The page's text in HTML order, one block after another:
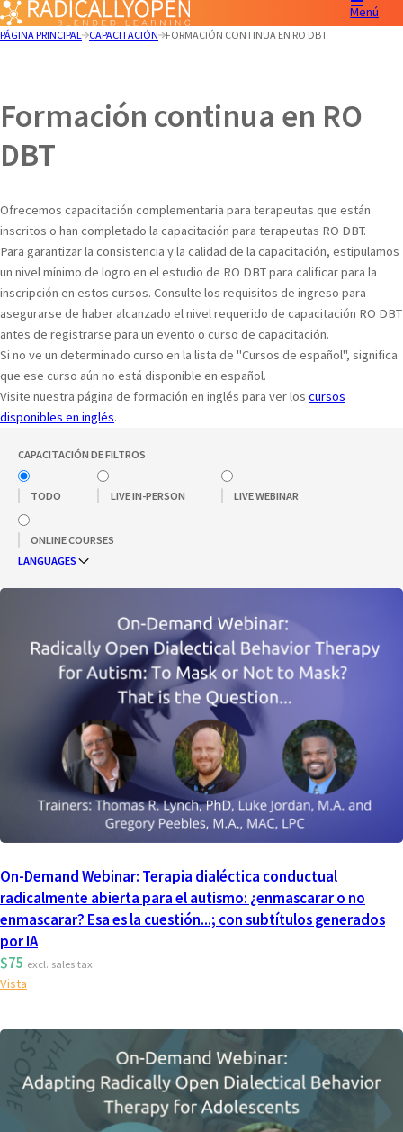
Menú
PÁGINA PRINCIPAL CAPACITACIÓN FORMACIÓN CONTINUA EN RO DBT
Formación continua en RO
DBT
Ofrecemos capacitación complementaria para terapeutas que están
inscritos o han completado la capacitación para terapeutas RO DBT.
Para garantizar la consistencia y la calidad de la capacitación, estipulamos
un nivel mínimo de logro en el estudio de RO DBT para calificar para la
inscripción en estos cursos. Consulte los requisitos de ingreso para
asegurarse de haber alcanzado el nivel requerido de capacitación RO DBT
antes de registrarse para un evento o curso de capacitación.
Si no ve un determinado curso en la lista de "Cursos de español", significa
que ese curso aún no está disponible en español.
Visite nuestra página de formación en inglés para ver los cursos
disponibles en inglés.
CAPACITACIÓN DE FILTROS
TODO LIVE IN-PERSON LIVE WEBINAR
ONLINE COURSES
LANGUAGES
On-Demand Webinar: Terapia dialéctica conductual
radicalmente abierta para el autismo: ¿enmascarar o no
enmascarar? Esa es la cuestión...; con subtítulos generados
por IA
$75 excl. sales tax
Vista